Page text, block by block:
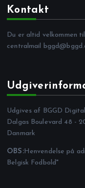
Kontakt
Du er altid velkommen
centralmail
Udgives af BGGD
Dalgas Boulevard 48 -
Danmark
OBS:Henvendelse på
Belgisk Fodbold"